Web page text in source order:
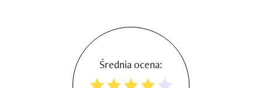
Średnia ocena: